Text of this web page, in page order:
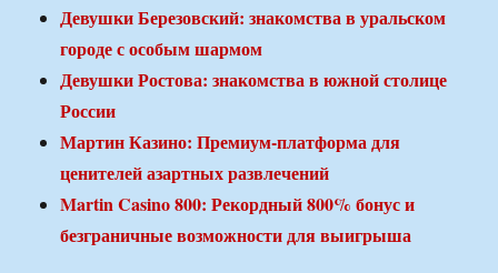
Девушки Березовский: знакомства в уральском
городе с особым шармом
Девушки Ростова: знакомства в южной столице
России
Мартин Казино: Премиум-платформа для
ценителей азартных развлечений
Martin Casino 800: Рекордный 800% бонус и
безграничные возможности для выигрыша